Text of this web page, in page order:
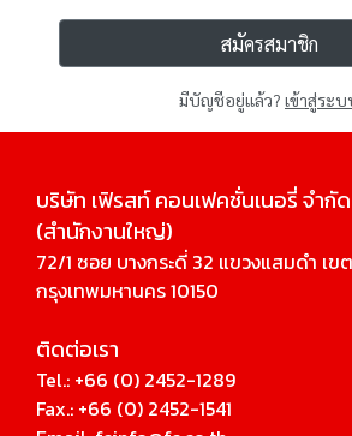
สมัครสมาชิก
มีบัญชีอยู่แล้ว? เข้าสู่ระ
บริษัท เฟิรสท์ คอนเฟคชั่นเนอรี่ จํากัด
(สํานักงานใหญ่)
72/1 ซอย บางกระดี่ 32 แขวงแสมดำ เข
กรุงเทพมหานคร 10150
ติดต่อเรา
Tel.: +66 (0) 2452-1289
Fax.: +66 (0) 2452-1541